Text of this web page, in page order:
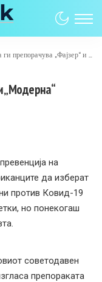
„Фајзер“ и „Модерна“ наместо „Џонсон и Џонсон“
„Модерна“
на
да изберат
против Ковид-19
но понекогаш
советодавен
препораката